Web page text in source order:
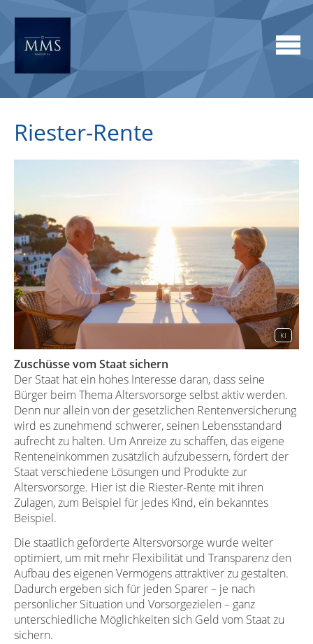
Riester-Rente
KI
Zuschüsse vom Staat sichern
Der Staat hat ein hohes Interesse daran, dass seine
Bürger beim Thema Altersvorsorge selbst aktiv werden.
Denn nur allein von der gesetzlichen Rentenversicherung
wird es zunehmend schwerer, seinen Lebensstandard
aufrecht zu halten. Um Anreize zu schaffen, das eigene
Renteneinkommen zusätzlich aufzubessern, fördert der
Staat verschiedene Lösungen und Produkte zur
Altersvorsorge. Hier ist die Riester-Rente mit ihren
Zulagen, zum Beispiel für jedes Kind, ein bekanntes
Beispiel.
Die staatlich geförderte Altersvorsorge wurde weiter
optimiert, um mit mehr Flexibilität und Transparenz den
Aufbau des eigenen Vermögens attraktiver zu gestalten.
Dadurch ergeben sich für jeden Sparer – je nach
persönlicher Situation und Vorsorgezielen – ganz
unterschiedliche Möglichkeiten sich Geld vom Staat zu
sichern.